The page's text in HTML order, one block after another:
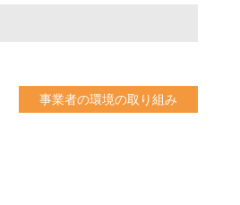
事業者の環境の取り組み